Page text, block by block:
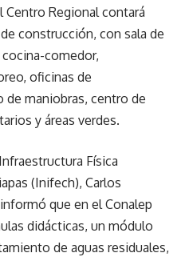
Regional contará
construcción, con sala de
comedor,
oficinas de
de maniobras, centro de
y áreas verdes.
Física
(Inifech), Carlos
que en el Conalep
didácticas, un módulo
de aguas residuales,